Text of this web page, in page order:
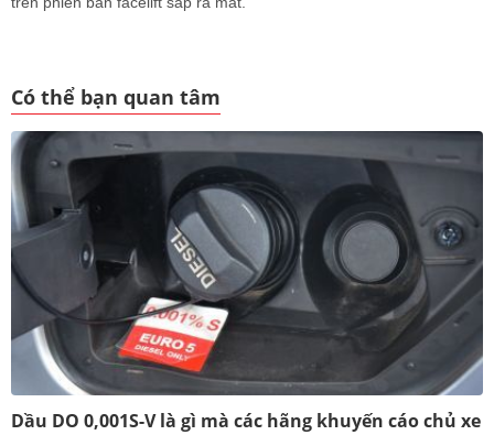
Có thể bạn quan tâm
Dầu DO 0,001S-V là gì mà các hãng khuyến cáo chủ xe